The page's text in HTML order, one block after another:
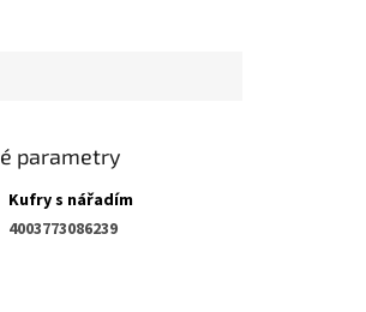
parametry
Kufry s nářadím
4003773086239